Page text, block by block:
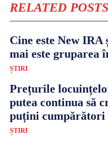
RELATED POSTS
Cine este New IRA
mai este gruparea
ȘTIRI
Prețurile
putea continua să
puțini cumpărători
ȘTIRI